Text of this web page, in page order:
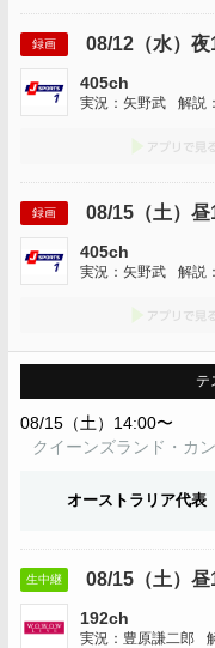
録画 08/12（水）
405ch
実況：矢野武 解説
録画 08/15（土）
405ch
実況：矢野武 解説
テ
08/15（土）14:00〜
クイーンズランド・カ
オーストラリア代表
生中継 08/15（土）
192ch
実況：豊原謙二郎